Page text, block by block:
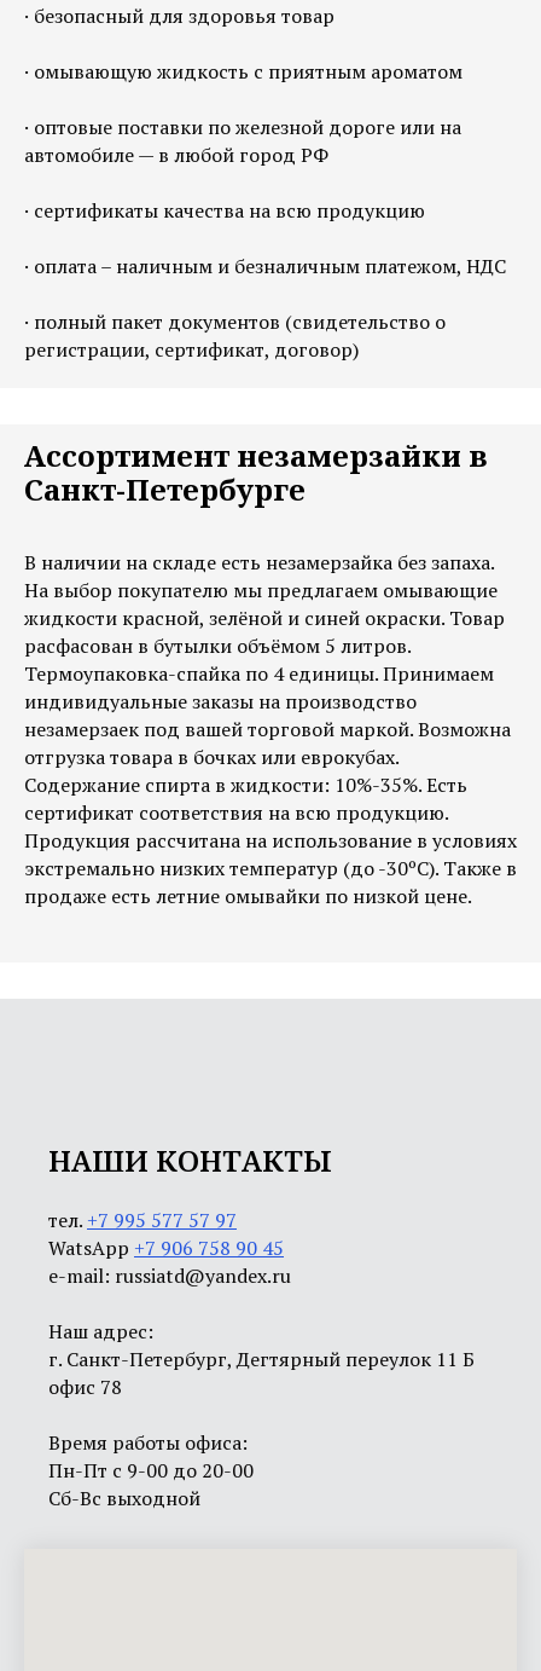
· безопасный для здоровья товар
· омывающую жидкость с приятным ароматом
· оптовые поставки по железной дороге или на
автомобиле — в любой город РФ
· сертификаты качества на всю продукцию
· оплата – наличным и безналичным платежом, НДС
· полный пакет документов (свидетельство о
регистрации, сертификат, договор)
Ассортимент незамерзайки в
Санкт-Петербурге
В наличии на складе есть незамерзайка без запаха.
На выбор покупателю мы предлагаем омывающие
жидкости красной, зелёной и синей окраски. Товар
расфасован в бутылки объёмом 5 литров.
Термоупаковка-спайка по 4 единицы. Принимаем
индивидуальные заказы на производство
незамерзаек под вашей торговой маркой. Возможна
отгрузка товара в бочках или еврокубах.
Содержание спирта в жидкости: 10%-35%. Есть
сертификат соответствия на всю продукцию.
Продукция рассчитана на использование в условиях
экстремально низких температур (до -30ºC). Также в
продаже есть летние омывайки по низкой цене.
НАШИ КОНТАКТЫ
тел. +7 995 577 57 97
WatsApp +7 906 758 90 45
e-mail: russiatd@yandex.ru
Наш адрес:
г. Санкт-Петербург, Дегтярный переулок 11 Б
офис 78
Время работы офиса:
Пн-Пт с 9-00 до 20-00
Сб-Вс выходной